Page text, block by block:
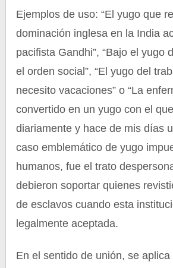
Ejemplos de uso: “El yugo que
dominación inglesa en la India
pacifista Gandhi”, “Bajo el yugo
el orden social”, “El yugo del
necesito vacaciones” o “La
convertido en un yugo con el
diariamente y hace de mis días
caso emblemático de yugo
humanos, fue el trato
debieron soportar quienes
de esclavos cuando esta
legalmente aceptada.
En el sentido de unión, se